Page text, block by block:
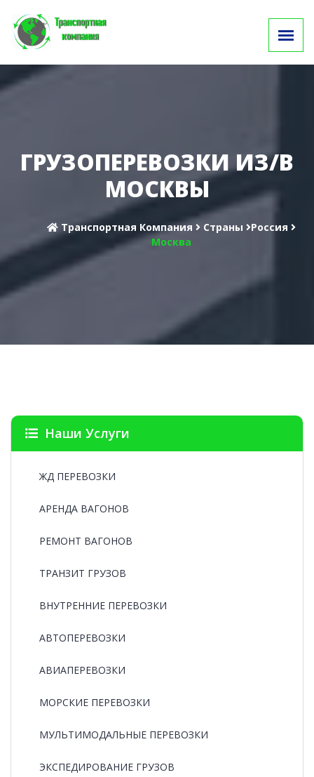
ГРУЗОПЕРЕВОЗКИ ИЗ/В
МОСКВЫ
Транспортная Компания Cтраны
Россия
Москва
Наши Услуги
ЖД ПЕРЕВОЗКИ
АРЕНДА ВАГОНОВ
РЕМОНТ ВАГОНОВ
ТРАНЗИТ ГРУЗОВ
ВНУТРЕННИЕ ПЕРЕВОЗКИ
АВТОПЕРЕВОЗКИ
АВИАПЕРЕВОЗКИ
МОРСКИЕ ПЕРЕВОЗКИ
МУЛЬТИМОДАЛЬНЫЕ ПЕРЕВОЗКИ
ЭКСПЕДИРОВАНИЕ ГРУЗОВ